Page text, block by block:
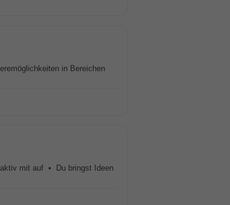
in Bereichen
aktiv mit auf • Du bringst Ideen